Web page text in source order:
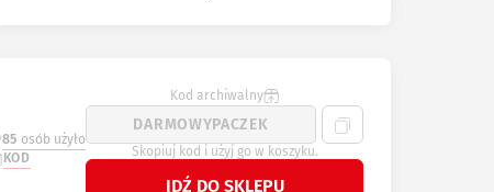
85 osób użyło
KOD
Kod archiwalny
Skopiuj kod i użyj go w koszyku.
IDŹ DO SKLEPU